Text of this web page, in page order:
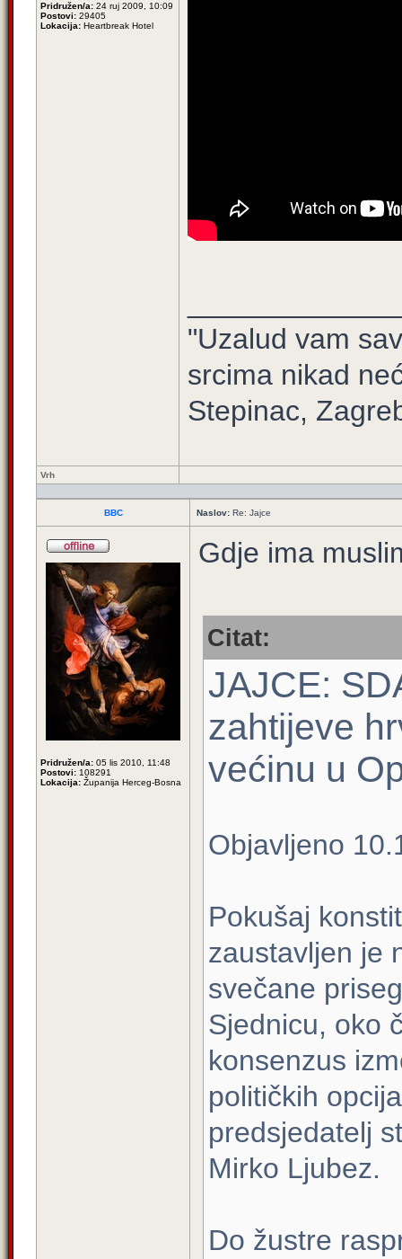
Pridružen/a: 24 ruj 2009, 10:09
Postovi: 29405
Lokacija: Heartbreak Hotel
"Uzalud vam
srcima nikad
Stepinac,
Vrh
BBC Naslov: Re: Jajce
Pridružen/a: 05 lis 2010, 11:48
Postovi: 108291
Lokacija: Županija Herceg-Bosna
Gdje ima
Citat:
JAJCE:
zahtijeve
većinu u
Objavljeno
Pokušaj
zaustavljen je
svečane
Sjednicu, oko
konsenzus
političkih
predsjedatelj
Mirko Ljubez.
Do žustre